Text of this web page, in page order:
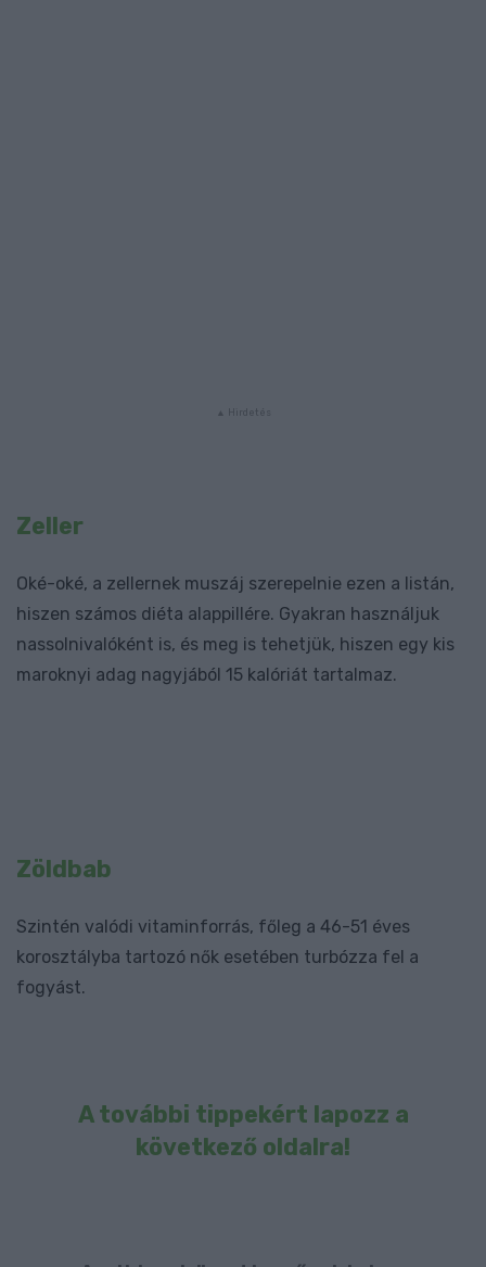
Zeller
Oké-oké, a zellernek muszáj szerepelnie ezen a listán,
hiszen számos diéta alappillére. Gyakran használjuk
nassolnivalóként is, és meg is tehetjük, hiszen egy kis
maroknyi adag nagyjából 15 kalóriát tartalmaz.
Zöldbab
Szintén valódi vitaminforrás, főleg a 46-51 éves
korosztályba tartozó nők esetében turbózza fel a
fogyást.
A további tippekért lapozz a
következő oldalra!